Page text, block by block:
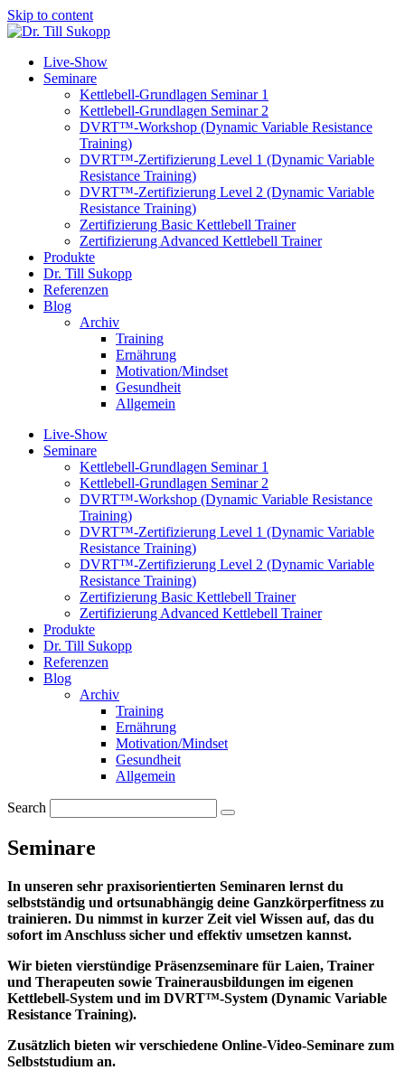
Skip to content
Live-Show
Seminare
Kettlebell-Grundlagen Seminar 1
Kettlebell-Grundlagen Seminar 2
DVRT™-Workshop (Dynamic Variable Resistance
Training)
DVRT™-Zertifizierung Level 1 (Dynamic Variable
Resistance Training)
DVRT™-Zertifizierung Level 2 (Dynamic Variable
Resistance Training)
Zertifizierung Basic Kettlebell Trainer
Zertifizierung Advanced Kettlebell Trainer
Produkte
Dr. Till Sukopp
Referenzen
Blog
Archiv
Training
Ernährung
Motivation/Mindset
Gesundheit
Allgemein
Live-Show
Seminare
Kettlebell-Grundlagen Seminar 1
Kettlebell-Grundlagen Seminar 2
DVRT™-Workshop (Dynamic Variable Resistance
Training)
DVRT™-Zertifizierung Level 1 (Dynamic Variable
Resistance Training)
DVRT™-Zertifizierung Level 2 (Dynamic Variable
Resistance Training)
Zertifizierung Basic Kettlebell Trainer
Zertifizierung Advanced Kettlebell Trainer
Produkte
Dr. Till Sukopp
Referenzen
Blog
Archiv
Training
Ernährung
Motivation/Mindset
Gesundheit
Allgemein
Search
Seminare
In unseren sehr praxisorientierten Seminaren lernst du
selbstständig und ortsunabhängig deine Ganzkörperfitness zu
trainieren. Du nimmst in kurzer Zeit viel Wissen auf, das du
sofort im Anschluss sicher und effektiv umsetzen kannst.
Wir bieten vierstündige Präsenzseminare für Laien, Trainer
und Therapeuten sowie Trainerausbildungen im eigenen
Kettlebell-System und im DVRT™-System (Dynamic Variable
Resistance Training).
Zusätzlich bieten wir verschiedene Online-Video-Seminare zum
Selbststudium an.